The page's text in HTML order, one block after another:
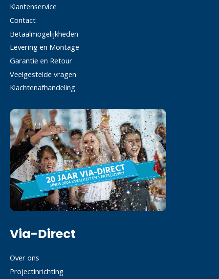
Klantenservice
Contact
Betaalmogelijkheden
Levering en Montage
Garantie en Retour
Veelgestelde vragen
Klachtenafhandeling
Via-Direct
Over ons
Projectinrichting